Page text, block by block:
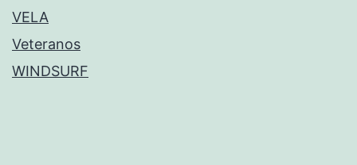
VELA
Veteranos
WINDSURF